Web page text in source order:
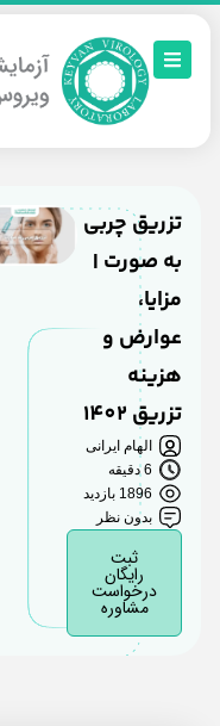
تزریق چربی
به صورت |
مزایا،
عوارض و
هزینه
تزریق 1402
الهام ایرانی
6 دقیقه
1896 بازدید
بدون نظر
رایگان
درخواست
مشاوره